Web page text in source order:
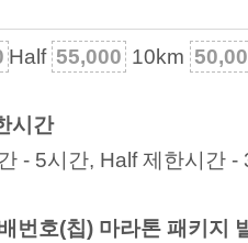
Half 55,000 10km
시간
- 5시간, Half 제한시간
번호(칩) 마라톤 패키지